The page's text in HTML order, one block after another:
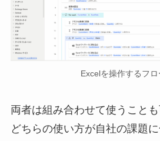
Excelを操作するフロ
両者は組み合わせて使うこと
どちらの使い方が自社の課題